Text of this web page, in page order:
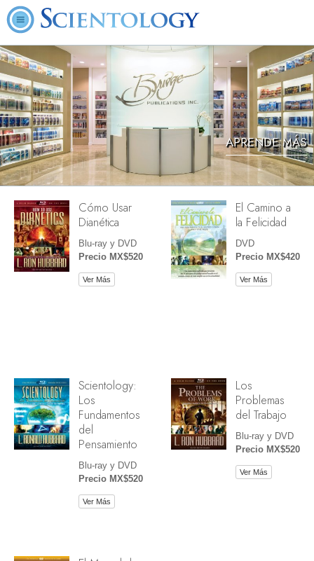
APRENDE MÁS
Cómo Usar
Dianética
Blu-ray y DVD
Precio MX$520
Ver Más
El Camino a
la Felicidad
DVD
Precio MX$420
Ver Más
Scientology:
Los
Fundamentos
del
Pensamiento
Blu-ray y DVD
Precio MX$520
Ver Más
Los
Problemas
del Trabajo
Blu-ray y DVD
Precio MX$520
Ver Más